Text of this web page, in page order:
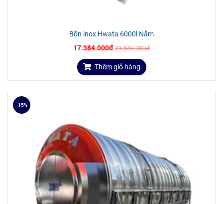
Bồn inox Hwata 6000l Nằm
17.384.000đ 21.549.000đ
Thêm giỏ hàng
-15%